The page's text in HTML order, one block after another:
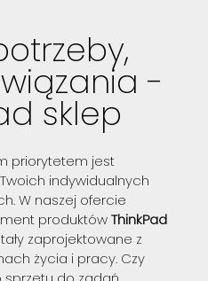
-
sklep
priorytetem jest
indywidualnych
W naszej ofercie
produktówThinkPad
zaprojektowane z
życia i pracy. Czy